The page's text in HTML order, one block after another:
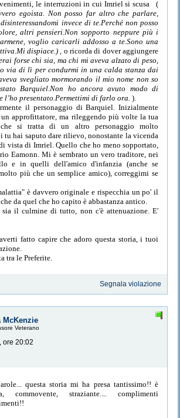
le interruzioni in cui Imriel si scusa (
egoista. Non posso far altro che parlare,
invece di te.Perché non posso
altri pensieri.Non sopporto neppure più i
voglio caricarli addosso a te.Sono una
dispiace.) , o ricorda di dover aggiungere
forse chi sia, ma chi mi aveva alzato di peso,
via di lì per condurmi in una calda stanza dai
svegliato mormorando il mio nome non so
Barquiel.Non ho ancora avuto modo di
presentato.Permettimi di farlo ora. ).
il personaggio di Barquiel. Inizialmente
approfittatore, ma rileggendo più volte la tua
si tratta di un altro personaggio molto
tu hai saputo dare rilievo, nonostante la vicenda
vista di Imriel. Quello che ho meno sopportato,
Eamonn. Mi è sembrato un vero traditore, nei
e in quelli dell'amico d'infanzia (anche se
più che un semplice amico), correggimi se
è davvero originale e rispecchia un po' il
da quel che ho capito è abbastanza antico.
il culmine di tutto, non c'è attenuazione. E'
fatto capire che adoro questa storia, i tuoi
tra le Preferite.
Segnala violazione
McKenzie
Veterano
ore 20:02
questa storia mi ha presa tantissimo!! è
commovente, straziante.... complimenti